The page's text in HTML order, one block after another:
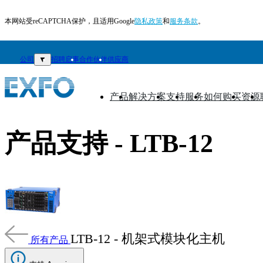
本网站受reCAPTCHA保护，且适用Google隐私政策和服务条款。
公司 ▼ 招聘启事合作伙伴供应商
产品
▼ 解决方案
▼ 支持
▼ 服务
▼ 如何购买
▼ 资源
▼
ZH
产
决
案
支
产品支持 - LTB-12
所有产品 LTB-12 - 机架式模块化主机